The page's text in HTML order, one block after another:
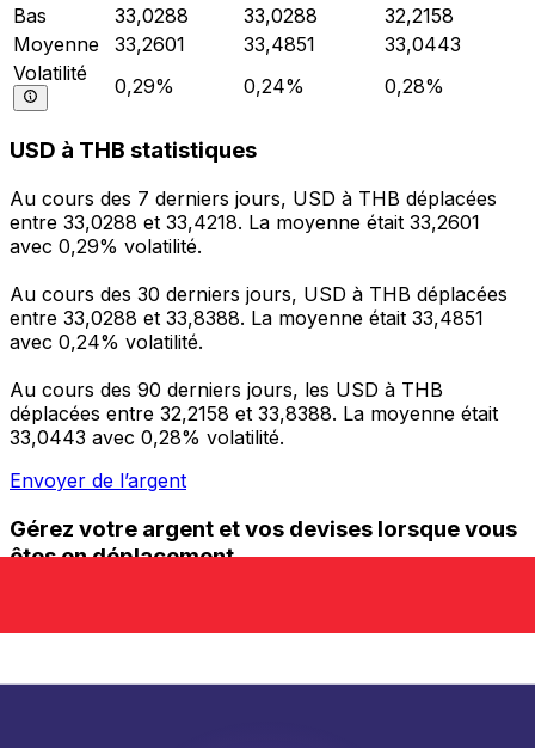
Bas
33,0288 33,0288
32,2158
Moyenne
33,2601 33,4851
33,0443
Volatilité
0,29% 0,24% 0,28%
USD à THB statistiques
Au cours des 7 derniers jours, USD à THB déplacées
entre 33,0288 et 33,4218. La moyenne était 33,2601
avec 0,29% volatilité.
Au cours des 30 derniers jours, USD à THB déplacées
entre 33,0288 et 33,8388. La moyenne était 33,4851
avec 0,24% volatilité.
Au cours des 90 derniers jours, les USD à THB
déplacées entre 32,2158 et 33,8388. La moyenne était
33,0443 avec 0,28% volatilité.
Envoyer de l’argent
Gérez votre argent et vos devises lorsque vous
êtes en déplacement
nécessaires pour vos transferts d'argent internationaux